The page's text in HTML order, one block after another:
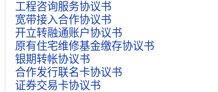
工程咨询服务协议书
宽带接入合作协议书
开立转融通账户协议书
原有住宅维修基金缴存协议书
银期转帐协议书
合作发行联名卡协议书
证券交易卡协议书